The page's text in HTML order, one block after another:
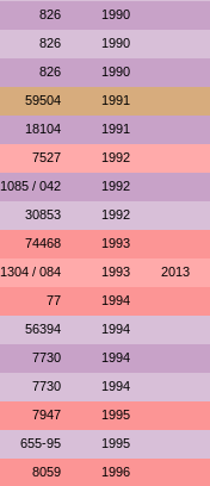
826 1990
826 1990
826 1990
59504 1991
18104 1991
7527 1992
1085 / 042 1992
30853 1992
74468 1993
1304 / 084 1993 2013
77 1994
56394 1994
7730 1994
7730 1994
7947 1995
655-95 1995
8059 1996